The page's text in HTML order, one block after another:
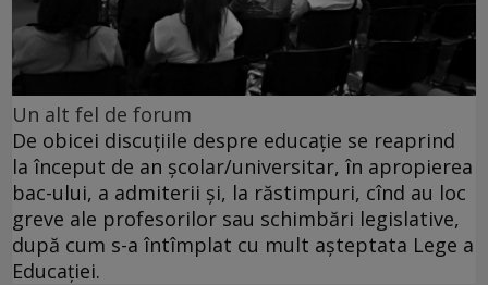
Un alt fel de forum
De obicei discuţiile despre educaţie se reaprind
la început de an şcolar/universitar, în apropierea
bac-ului, a admiterii şi, la răstimpuri, cînd au loc
greve ale profesorilor sau schimbări legislative,
după cum s-a întîmplat cu mult aşteptata Lege a
Educaţiei.